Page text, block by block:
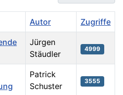
Autor Zugriffe
Jürgen
Stäudler
4999
Patrick
Schuster
3555